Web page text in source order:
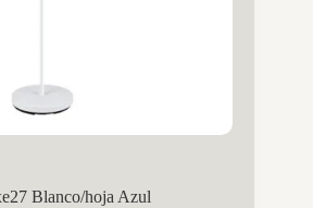
Blanco/hoja Azul